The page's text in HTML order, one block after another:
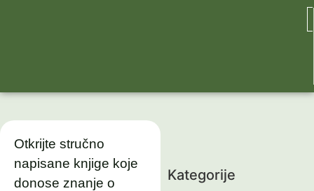
Otkrijte stručno
napisane knjige koje
donose znanje o
Kategorije